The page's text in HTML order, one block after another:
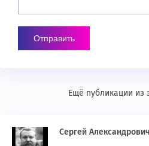
Ещё публикации из
Сергей Александрович